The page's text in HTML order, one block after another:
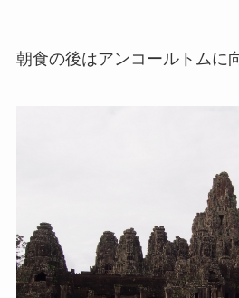
朝食の後はアンコールトムに